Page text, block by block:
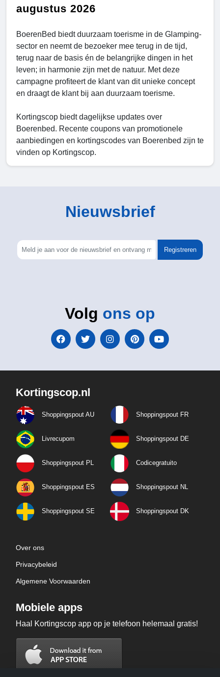
augustus 2026
BoerenBed biedt duurzaam toerisme in de Glamping-
sector en neemt de bezoeker mee terug in de tijd,
terug naar de basis én de belangrijke dingen in het
leven; in harmonie zijn met de natuur. Met deze
campagne profiteert de klant van dit unieke concept
en draagt de klant bij aan duurzaam toerisme.
Kortingscop biedt dagelijkse updates over
Boerenbed. Recente coupons van promotionele
aanbiedingen en kortingscodes van Boerenbed zijn te
vinden op Kortingscop.
Nieuwsbrief
Registreren
Volg ons op
Kortingscop.nl
Shoppingspout AU Shoppingspout FR
Livrecupom Shoppingspout DE
Shoppingspout PL Codicegratuito
Shoppingspout ES Shoppingspout NL
Shoppingspout SE Shoppingspout DK
Over ons
Privacybeleid
Algemene Voorwaarden
Mobiele apps
Haal Kortingscop app op je telefoon helemaal gratis!